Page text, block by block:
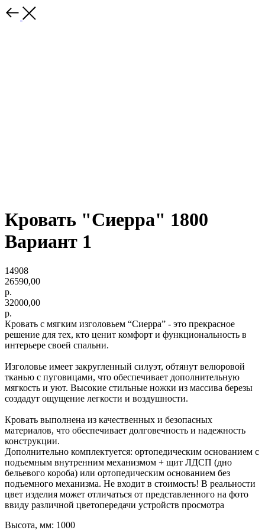
Кровать "Сиерра" 1800
Вариант 1
14908
26590,00
р.
32000,00
р.
Кровать с мягким изголовьем “Сиерра” - это прекрасное
решение для тех, кто ценит комфорт и функциональность в
интерьере своей спальни.
Изголовье имеет закругленный силуэт, обтянут велюровой
тканью с пуговицами, что обеспечивает дополнительную
мягкость и уют. Высокие стильные ножки из массива березы
создадут ощущение легкости и воздушности.
Кровать выполнена из качественных и безопасных
материалов, что обеспечивает долговечность и надежность
конструкции.
Дополнительно комплектуется: ортопедическим основанием с
подъемным внутренним механизмом + щит ЛДСП (дно
бельевого короба) или ортопедическим основанием без
подъемного механизма. Не входит в стоимость! В реальности
цвет изделия может отличаться от представленного на фото
ввиду различной цветопередачи устройств просмотра
Высота, мм: 1000